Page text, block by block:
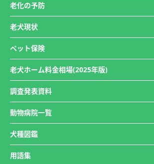
老化の予防
老犬現状
ペット保険
老犬ホーム料金相場(2025年版)
調査発表資料
動物病院一覧
犬種図鑑
用語集